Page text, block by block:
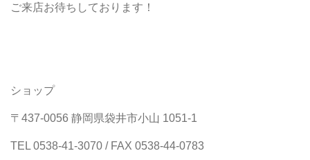
ご来店お待ちしております！
ショップ
〒437-0056 静岡県袋井市小山 1051-1
TEL 0538-41-3070 / FAX 0538-44-0783